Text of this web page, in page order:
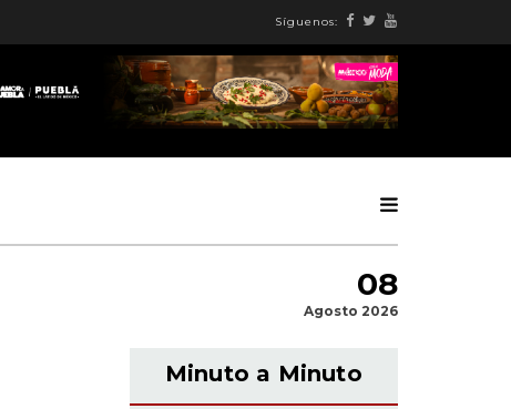
Síguenos:
08
Agosto 2026
Minuto a Minuto